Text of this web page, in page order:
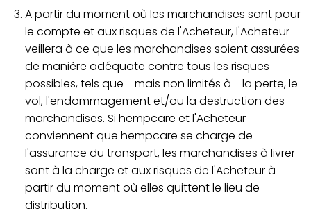
A partir du moment où les marchandises sont pour
le compte et aux risques de l'Acheteur, l'Acheteur
veillera à ce que les marchandises soient assurées
de manière adéquate contre tous les risques
possibles, tels que - mais non limités à - la perte, le
vol, l'endommagement et/ou la destruction des
marchandises. Si hempcare et l'Acheteur
conviennent que hempcare se charge de
l'assurance du transport, les marchandises à livrer
sont à la charge et aux risques de l'Acheteur à
partir du moment où elles quittent le lieu de
distribution.